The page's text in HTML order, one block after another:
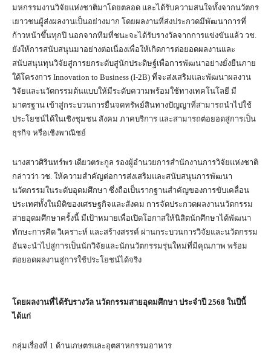
มหกรรมงานวิจัยแห่งชาติมาโดยตลอด และได้รับความสนใจทั้งจากนวัตกร
เยาวชนผู้ส่งผลงานเป็นอย่างมาก โดยผลงานที่ส่งประกวดมีพัฒนาการที่
ก้าวหน้าขึ้นทุกปี นอกจากทีมที่ชนะจะได้รับรางวัลจากการแข่งขันแล้ว วช.
ยังให้การสนับสนุนมาอย่างต่อเนื่องเพื่อให้เกิดการต่อยอดผลงานและ
สนับสนุนทุนวิจัยสู่การยกระดับสู่นักประดิษฐ์เพื่อการพัฒนาอย่างยั่งยืนภาย
ใต้โครงการ Innovation to Business (I-2B) ที่จะส่งเสริมและพัฒนาผลงาน
วิจัยและนวัตกรรมต้นแบบให้มีระดับความพร้อมใช้ทางเทคโนโลยี มี
มาตรฐาน เข้าสู่กระบวนการยื่นจดทรัพย์สินทางปัญญาที่สามารถนำไปใช้
ประโยชน์ได้ในเชิงชุมชน สังคม ภาคบริการ และสามารถต่อยอดสู่การเป็น
ธุรกิจ หรือเชิงพาณิชย์
นางสาวศิรินทร์พร เดียวตระกูล รองผู้อำนวยการสำนักงานการวิจัยแห่งชาติ
กล่าวว่า วช. ให้ความสำคัญต่อการส่งเสริมและสนับสนุนการพัฒนา
นวัตกรรมในระดับอุดมศึกษา ซึ่งถือเป็นรากฐานสำคัญของการขับเคลื่อน
ประเทศทั้งในมิติของเศรษฐกิจและสังคม การจัดประกวดผลงานนวัตกรรม
สายอุดมศึกษาครั้งนี้ มีเป้าหมายเพื่อเปิดโอกาสให้นิสิตนักศึกษาได้พัฒนา
ทักษะการคิด วิเคราะห์ และสร้างสรรค์ ผ่านกระบวนการวิจัยและนวัตกรรม
อันจะนำไปสู่การเป็นนักวิจัยและนักนวัตกรรมรุ่นใหม่ที่มีคุณภาพ พร้อม
ต่อยอดผลงานสู่การใช้ประโยชน์ได้จริง
โดยผลงานที่ได้รับรางวัล นวัตกรรมสายอุดมศึกษา ประจำปี 2568 ในปีนี้
ได้แก่
กลุ่มเรื่องที่ 1 ด้านเกษตรและอุตสาหกรรมอาหาร